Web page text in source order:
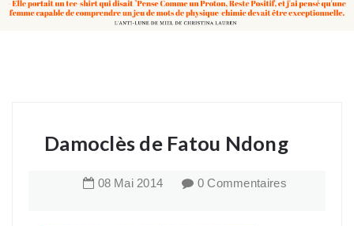
Damoclès de Fatou Ndong
08 Mai 2014 0 Commentaires